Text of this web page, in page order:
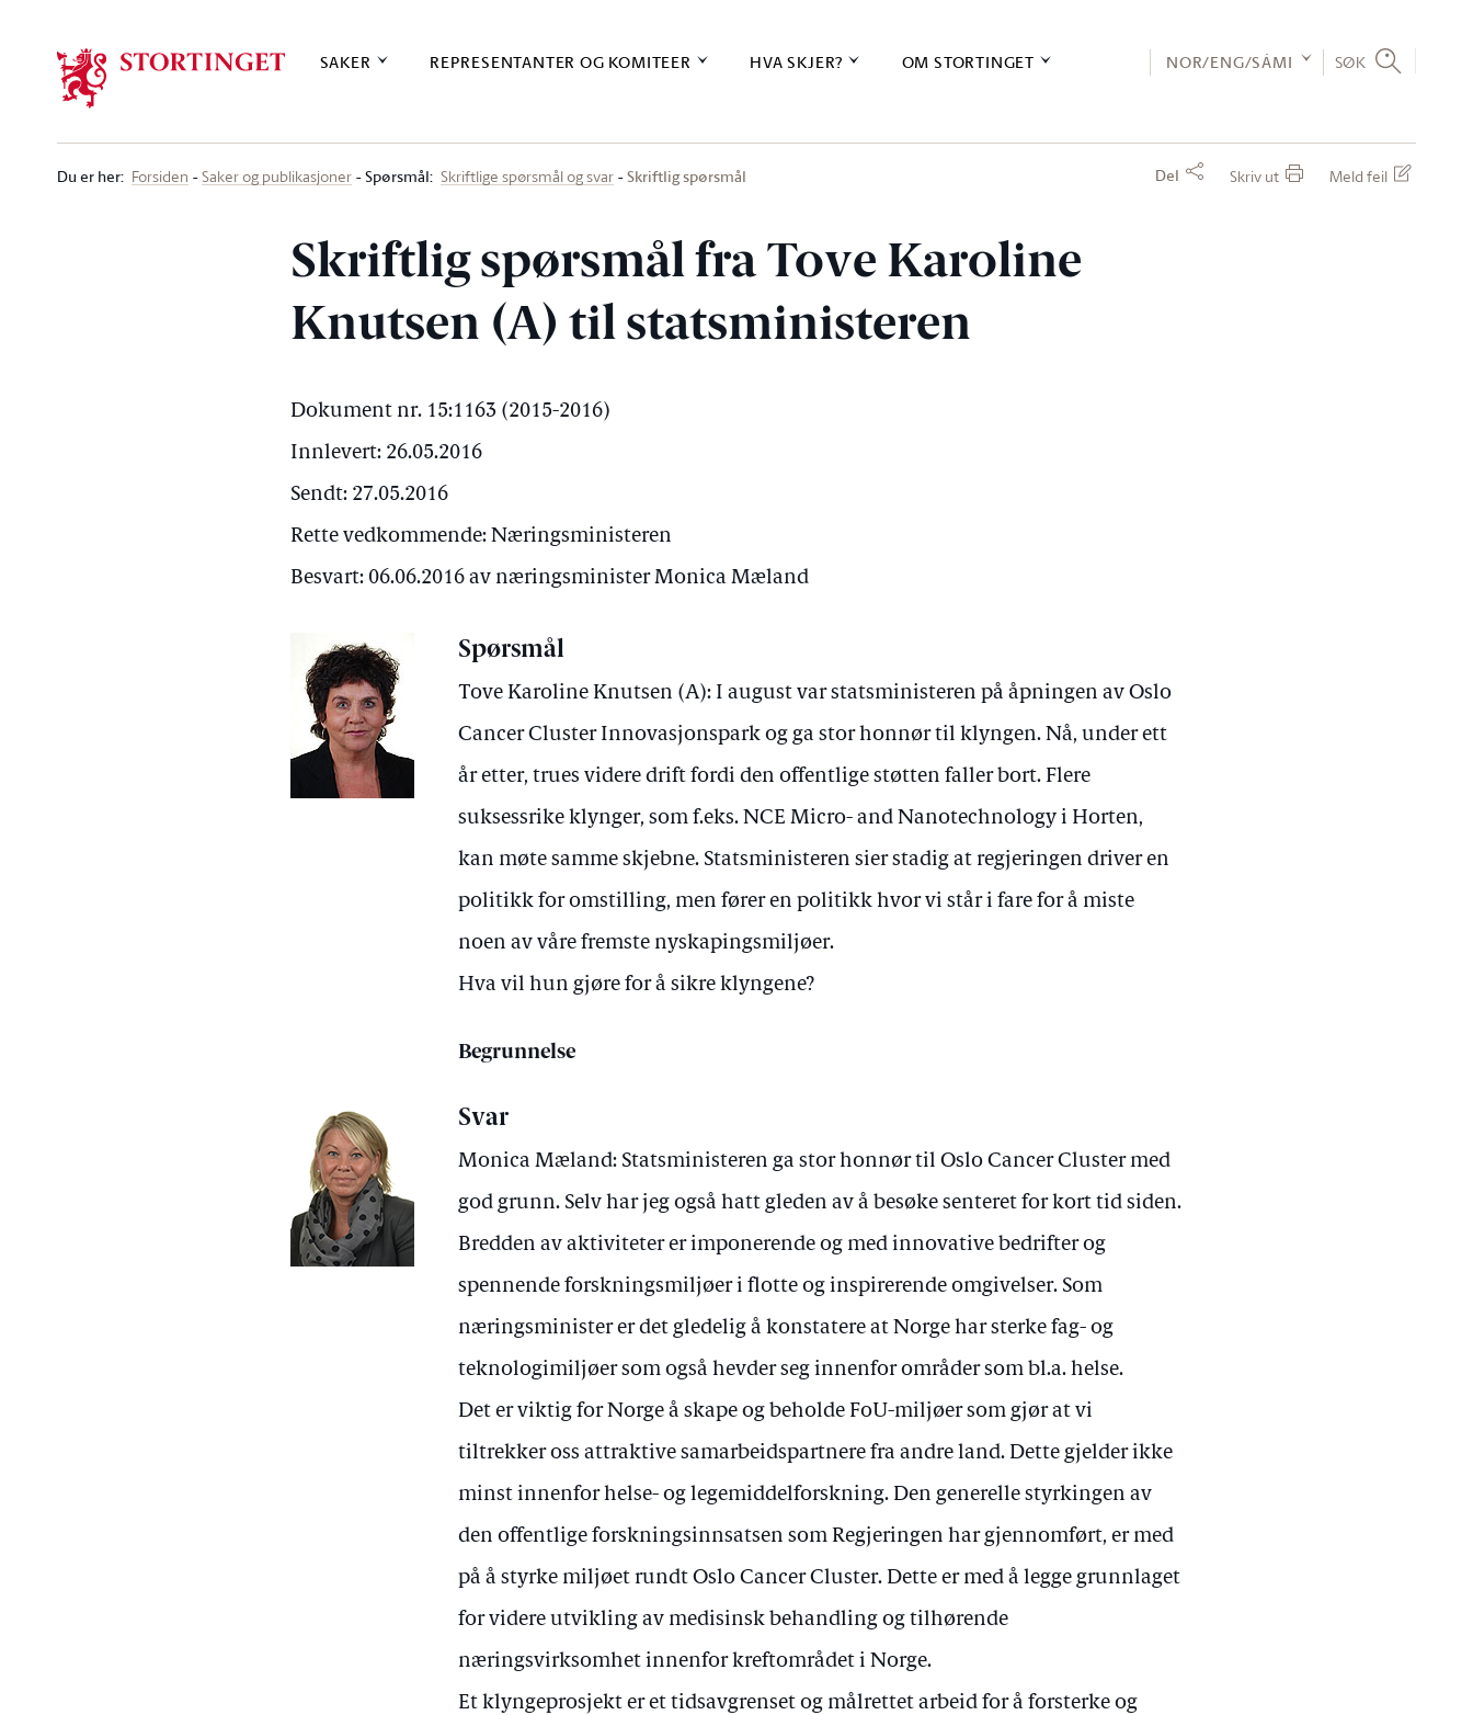
SAKER REPRESENTANTER OG KOMITEER HVA SKJER? OM STORTINGET NOR/ENG/SÁMI SØK
Du er her: Forsiden Saker og publikasjoner Spørsmål: Skriftlige spørsmål og svar Skriftlig spørsmål Del Skriv ut Meld feil
Skriftlig spørsmål fra Tove Karoline
Knutsen (A) til statsministeren
Dokument nr. 15:1163 (2015-2016)
Innlevert: 26.05.2016
Sendt: 27.05.2016
Rette vedkommende: Næringsministeren
Besvart: 06.06.2016 av næringsminister Monica Mæland
Spørsmål
Tove Karoline Knutsen (A): I august var statsministeren på åpningen av Oslo
Cancer Cluster Innovasjonspark og ga stor honnør til klyngen. Nå, under ett
år etter, trues videre drift fordi den offentlige støtten faller bort. Flere
suksessrike klynger, som f.eks. NCE Micro- and Nanotechnology i Horten,
kan møte samme skjebne. Statsministeren sier stadig at regjeringen driver en
politikk for omstilling, men fører en politikk hvor vi står i fare for å miste
noen av våre fremste nyskapingsmiljøer.
Hva vil hun gjøre for å sikre klyngene?
Begrunnelse
Svar
Monica Mæland: Statsministeren ga stor honnør til Oslo Cancer Cluster med
god grunn. Selv har jeg også hatt gleden av å besøke senteret for kort tid siden.
Bredden av aktiviteter er imponerende og med innovative bedrifter og
spennende forskningsmiljøer i flotte og inspirerende omgivelser. Som
næringsminister er det gledelig å konstatere at Norge har sterke fag- og
teknologimiljøer som også hevder seg innenfor områder som bl.a. helse.
Det er viktig for Norge å skape og beholde FoU-miljøer som gjør at vi
tiltrekker oss attraktive samarbeidspartnere fra andre land. Dette gjelder ikke
minst innenfor helse- og legemiddelforskning. Den generelle styrkingen av
den offentlige forskningsinnsatsen som Regjeringen har gjennomført, er med
på å styrke miljøet rundt Oslo Cancer Cluster. Dette er med å legge grunnlaget
for videre utvikling av medisinsk behandling og tilhørende
næringsvirksomhet innenfor kreftområdet i Norge.
Et klyngeprosjekt er et tidsavgrenset og målrettet arbeid for å forsterke og